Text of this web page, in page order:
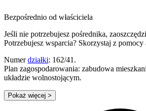
Bezpośrednio od właściciela
Jeśli nie potrzebujesz pośrednika,
Potrzebujesz wsparcia? Skorzystaj z pomocy
Numerdziałki: 162/41.
Plan zagospodarowania: zabudowa
układzie wolnostojącym.
Pokaż więcej >